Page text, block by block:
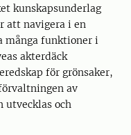
kunskapsunderlag
att navigera i en
många funktioner i
akterdäck
för grönsaker,
av
utvecklas och